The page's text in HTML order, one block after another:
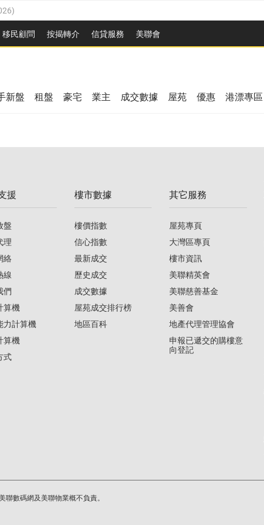
)
)
)
移民顧問 按揭轉介 信貸服務 美聯會
)
新盤 租盤 豪宅 業主 成交數據 屋苑 優惠 港漂專區
援
盤
理
絡
線
們
算機
力計算機
算機
式
樓市數據
樓價指數
信心指數
最新成交
歷史成交
成交數據
屋苑成交排行榜
地區百科
其它服務
屋苑專頁
大灣區專頁
樓市資訊
美聯精英會
美聯慈善基金
美善會
地產代理管理協會
申報已遞交的購樓意
向登記
數碼網及美聯物業概不負責。